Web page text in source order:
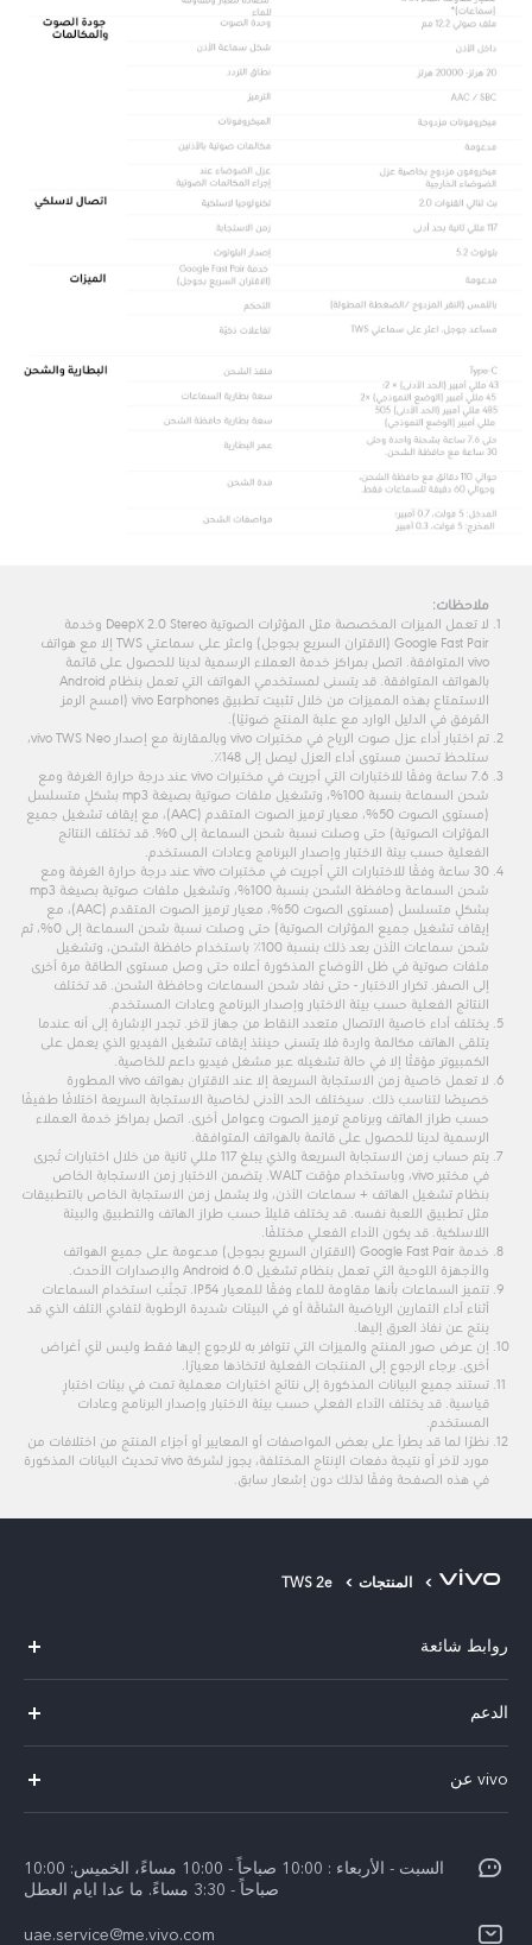
ملاحظات:
لا تعمل الميزات المخصصة مثل المؤثرات الصوتية DeepX 2.0 Stereo وخدمة
Google Fast Pair (الاقتران السريع بجوجل) واعثر على سماعتي TWS إلا مع هواتف
vivo المتوافقة. اتصل بمراكز خدمة العملاء الرسمية لدينا للحصول على قائمة
بالهواتف المتوافقة. قد يتسنى لمستخدمي الهواتف التي تعمل بنظام Android
الاستمتاع بهذه المميزات من خلال تثبيت تطبيق vivo Earphones (امسح الرمز
المُرفق في الدليل الوارد مع علبة المنتج ضوئيًا).
تم اختبار أداء عزل صوت الرياح في مختبرات vivo وبالمقارنة مع إصدار vivo TWS Neo،
ستلحظ تحسن مستوى أداء العزل ليصل إلى 148٪.
7.6 ساعة وفقًا للاختبارات التي أجريت في مختبرات vivo عند درجة حرارة الغرفة ومع
شحن السماعة بنسبة 100%، وتشغيل ملفات صوتية بصيغة mp3 بشكلٍ متسلسل
(مستوى الصوت 50%، معيار ترميز الصوت المتقدم (AAC)، مع إيقاف تشغيل جميع
المؤثرات الصوتية) حتى وصلت نسبة شحن السماعة إلى 0%. قد تختلف النتائج
الفعلية حسب بيئة الاختبار وإصدار البرنامج وعادات المستخدم.
30 ساعة وفقًا للاختبارات التي أجريت في مختبرات vivo عند درجة حرارة الغرفة ومع
شحن السماعة وحافظة الشحن بنسبة 100%، وتشغيل ملفات صوتية بصيغة mp3
بشكلٍ متسلسل (مستوى الصوت 50%، معيار ترميز الصوت المتقدم (AAC)، مع
إيقاف تشغيل جميع المؤثرات الصوتية) حتى وصلت نسبة شحن السماعة إلى 0%، ثم
شحن سماعات الأذن بعد ذلك بنسبة 100٪ باستخدام حافظة الشحن، وتشغيل
ملفات صوتية في ظل الأوضاع المذكورة أعلاه حتى وصل مستوى الطاقة مرة أخرى
إلى الصفر. تكرار الاختبار - حتى نفاد شحن السماعات وحافظة الشحن. قد تختلف
النتائج الفعلية حسب بيئة الاختبار وإصدار البرنامج وعادات المستخدم.
يختلف أداء خاصية الاتصال متعدد النقاط من جهاز لآخر. تجدر الإشارة إلى أنه عندما
يتلقى الهاتف مكالمة واردة فلا يتسنى حينئذ إيقاف تشغيل الفيديو الذي يعمل على
الكمبيوتر مؤقتًا إلا في حالة تشغيله عبر مشغل فيديو داعم للخاصية.
لا تعمل خاصية زمن الاستجابة السريعة إلا عند الاقتران بهواتف vivo المطورة
خصيصًا لتناسب ذلك. سيختلف الحد الأدنى لخاصية الاستجابة السريعة اختلافًا طفيفًا
حسب طراز الهاتف وبرنامج ترميز الصوت وعوامل أخرى. اتصل بمراكز خدمة العملاء
الرسمية لدينا للحصول على قائمة بالهواتف المتوافقة.
يتم حساب زمن الاستجابة السريعة والذي يبلغ 117 مللي ثانية من خلال اختبارات تُجرى
في مختبر vivo، وباستخدام مؤقت WALT. يتضمن الاختبار زمن الاستجابة الخاص
بنظام تشغيل الهاتف + سماعات الأذن، ولا يشمل زمن الاستجابة الخاص بالتطبيقات
مثل تطبيق اللعبة نفسه. قد يختلف قليلاً حسب طراز الهاتف والتطبيق والبيئة
اللاسلكية. قد يكون الأداء الفعلي مختلفًا.
خدمة Google Fast Pair (الاقتران السريع بجوجل) مدعومة على جميع الهواتف
والأجهزة اللوحية التي تعمل بنظام تشغيل Android 6.0 والإصدارات الأحدث.
تتميز السماعات بأنها مقاومة للماء وفقًا للمعيار IP54. تجنّب استخدام السماعات
أثناء أداء التمارين الرياضية الشاقّة أو في البيئات شديدة الرطوبة لتفادي التلف الذي قد
ينتج عن نفاذ العرق إليها.
إن عرض صور المنتج والميزات التي تتوافر به للرجوع إليها فقط وليس لأي أغراض
أخرى. برجاء الرجوع إلى المنتجات الفعلية لاتخاذها معيارًا.
تستند جميع البيانات المذكورة إلى نتائج اختبارات معملية تمت في بيئات اختبارٍ
قياسية. قد يختلف الأداء الفعلي حسب بيئة الاختبار وإصدار البرنامج وعادات
المستخدم.
نظرًا لما قد يطرأ على بعض المواصفات أو المعايير أو أجزاء المنتج من اختلافات من
مورد لآخر أو نتيجة دفعات الإنتاج المختلفة، يجوز لشركة vivo تحديث البيانات المذكورة
في هذه الصفحة وفقًا لذلك دون إشعار سابق.
المنتجات TWS 2e
روابط شائعة
X200 FE (New)
Y39 5G
الدعم
Funtouch OS
vivo عن
الأخبار
الإشعارات القانونية
السبت - الأربعاء : 10:00 صباحاً - 10:00 مساءً، الخميس: 10:00
صباحاً - 3:30 مساءً. ما عدا ايام العطل
uae.service@me.vivo.com